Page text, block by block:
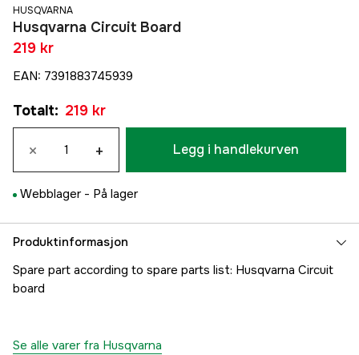
HUSQVARNA
Husqvarna Circuit Board
219 kr
EAN: 7391883745939
Totalt: 219 kr
× + Legg i handlekurven
Webblager - På lager
Produktinformasjon
Spare part according to spare parts list: Husqvarna Circuit
board
Se alle varer fra Husqvarna